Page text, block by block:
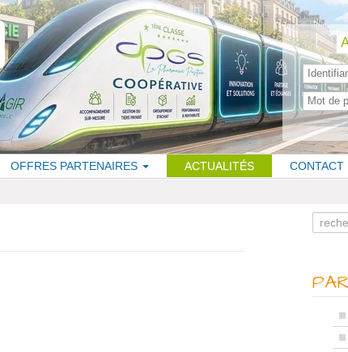
Skip
to
content
OFFRES PARTENAIRES ACTUALITÉS CONTACT
Search
for